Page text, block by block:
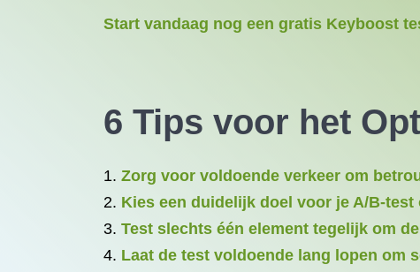
Start vandaag nog een gratis Keyboost
6 Tips voor het
Zorg voor voldoende verkeer om
Kies een duidelijk doel voor je A/B-
Test slechts één element tegelijk om
Laat de test voldoende lang lopen om